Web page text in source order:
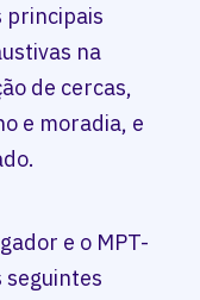
principais
na
de cercas,
e moradia, e
e o MPT-
seguintes